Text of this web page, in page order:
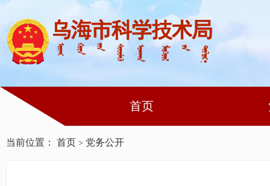
首页
当前位置： 首页 > 党务公开